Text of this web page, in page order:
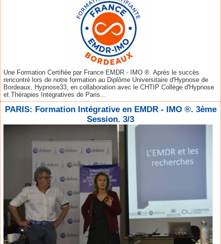
Une Formation Certifiée par France EMDR - IMO ®. Après le succès
rencontré lors de notre formation au Diplôme Universitaire d'Hypnose de
Bordeaux, Hypnose33, en collaboration avec le CHTIP Collège d'Hypnose
et Thérapies Intégratives de Paris...
PARIS: Formation Intégrative en EMDR - IMO ®. 3ème
Session. 3/3